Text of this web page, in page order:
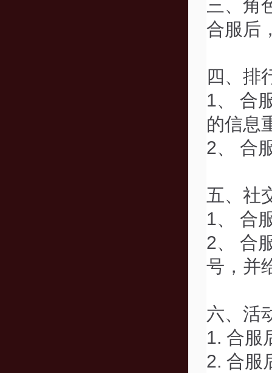
三、角
合服后
四、排
1、 合
的信息
2、 合
五、社
1、 合
2、 合
号，并
六、活
1. 合服
2. 合服